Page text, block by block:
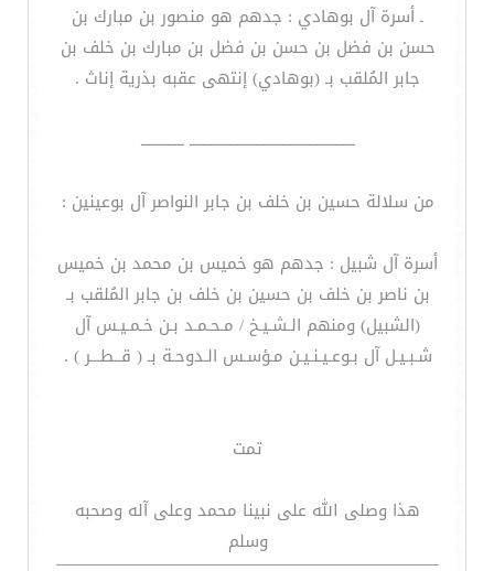
ـ أسرة آل بوهادي : جدهم هو منصور بن مبارك بن
حسن بن فضل بن حسن بن فضل بن مبارك بن خلف بن
جابر المُلقب بـ (بوهادي) إنتهى عقبه بذرية إناث .
ــــــــــــــــــــــــــــــــــــــــــــــــــ ـــــــــــــ
من سلالة حسين بن خلف بن جابر النواصر آل بوعينين :
أسرة آل شبيل : جدهم هو خميس بن محمد بن خميس
بن ناصر بن خلف بن حسين بن خلف بن جابر المُلقب بـ
(الشبيل) ومنهم الـشـيـخ / مـحـمـد بـن خـمـيـس آل
شـبـيـل آل بـوعـيـنـيـن مـؤسـس الـدوحـة بـ ( قــطـــر ) .
تمت
هذا وصلى الله على نبينا محمد وعلى آله وصحبه
وسلم